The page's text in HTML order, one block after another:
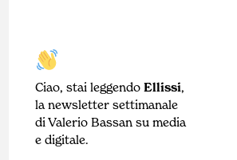
Ciao, stai leggendoEllissi,
la newsletter settimanale
di Valerio Bassan su media
e digitale.